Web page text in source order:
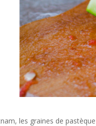
les graines de